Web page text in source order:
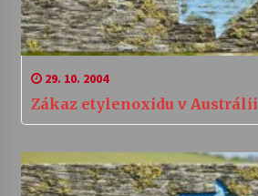
29. 10. 2004
Zákaz etylenoxidu v Austrálii